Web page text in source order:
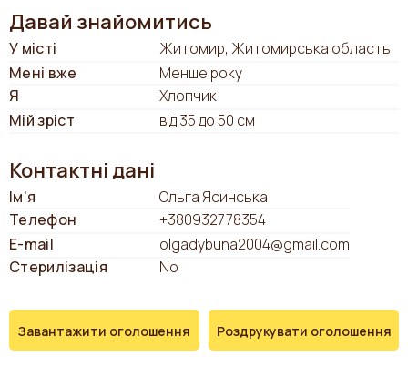
Давай знайомитись
У місті
Житомир, Житомирська область
Мені вже
Менше року
Я
Хлопчик
Мій зріст
від 35 до 50 см
Контактні дані
Ім'я
Ольга Ясинська
Телефон
+380932778354
E-mail
olgadybuna2004@gmail.com
Стерилізація
No
Завантажити оголошення Роздрукувати оголошення